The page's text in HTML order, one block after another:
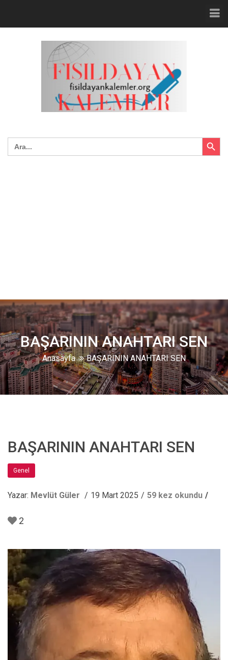
Search
for:
Search Button
BAŞARININ ANAHTARI SEN
Anasayfa BAŞARININ ANAHTARI SEN
BAŞARININ ANAHTARI SEN
Genel
Yazar: Mevlüt Güler 19 Mart 2025 59 kez okundu
2